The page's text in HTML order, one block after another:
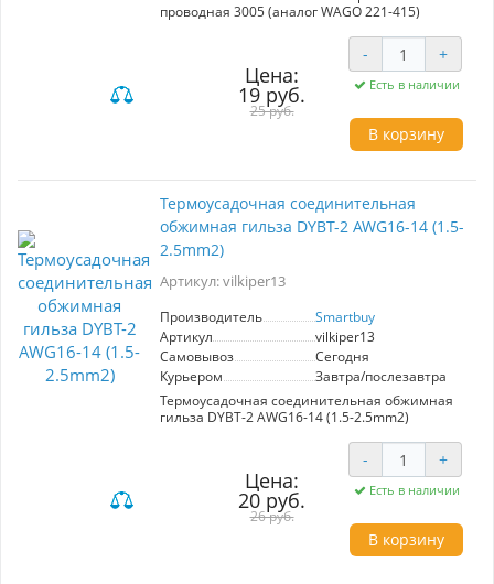
проводная 3005 (аналог WAGO 221-415)
Цена:
19 руб.
25 руб.
- +
Есть в наличии
В корзину
Термоусадочная соединительная
обжимная гильза DYBT-2 AWG16-14 (1.5-
2.5mm2)
Артикул: vilkiper13
Производитель
Smartbuy
Артикул
vilkiper13
Самовывоз
Сегодня
Курьером
Завтра/послезавтра
Термоусадочная соединительная обжимная
гильза DYBT-2 AWG16-14 (1.5-2.5mm2)
Цена:
20 руб.
26 руб.
- +
Есть в наличии
В корзину